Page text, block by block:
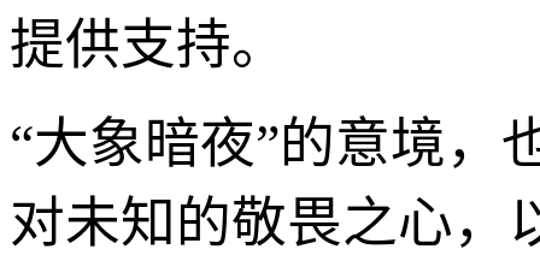
提供支持。
“大象暗夜”的意境，
对未知的敬畏之心，